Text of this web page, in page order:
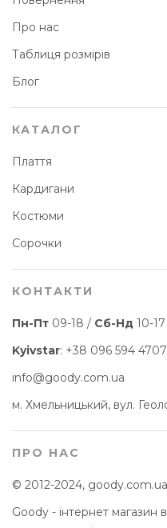
Про нас
Таблиця розмірів
Блог
КАТАЛОГ
Плаття
Кардигани
Костюми
Сорочки
КОНТАКТИ
Пн-Пт 09-18 / Сб-Нд 10-17
Kyivstar: +38 096 594 4707
info@goody.com.ua
м. Хмельницький, вул.
ПРО НАС
© 2012-2024, goody.com.ua
Goody - інтернет магазин